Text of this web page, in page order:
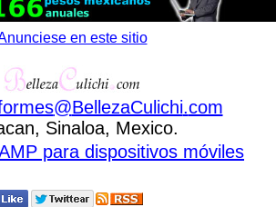
en este sitio
@BellezaCulichi.com
Sinaloa, Mexico.
para dispositivos móviles